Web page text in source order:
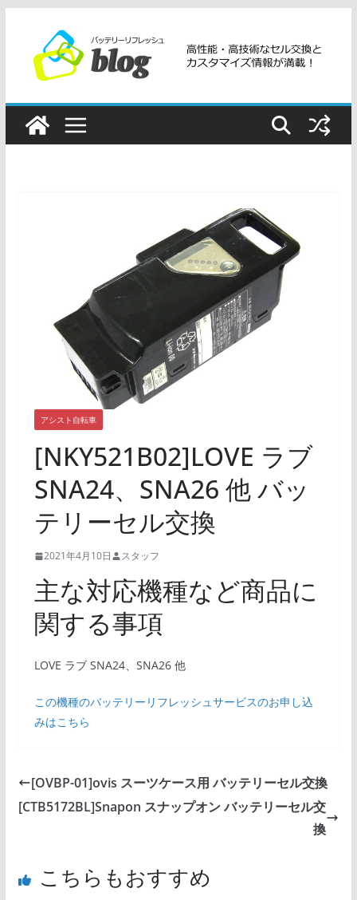
ツ
アシスト自転車
[NKY521B02]LOVE ラブ
SNA24、SNA26 他 バッ
テリーセル交換
2021年4月10日 スタッフ
主な対応機種など商品に
関する事項
LOVE ラブ SNA24、SNA26 他
この機種のバッテリーリフレッシュサービスのお申し込
みはこちら
[OVBP-01]ovis スーツケース用 バッテリーセル交換
[CTB5172BL]Snapon スナップオン バッテリーセル交
換
こちらもおすすめ